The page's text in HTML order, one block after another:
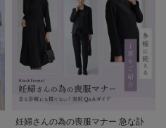
妊婦さんの為の喪服マナー 急な訃